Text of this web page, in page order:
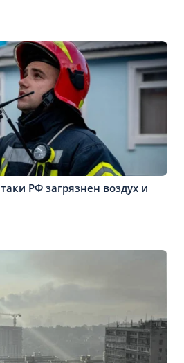
РФ загрязнен воздух и